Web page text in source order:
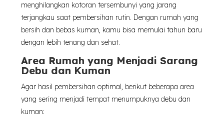
menghilangkan kotoran tersembunyi yang jarang
terjangkau saat pembersihan rutin. Dengan rumah yang
bersih dan bebas kuman, kamu bisa memulai tahun baru
dengan lebih tenang dan sehat.
Area Rumah yang Menjadi Sarang
Debu dan Kuman
Agar hasil pembersihan optimal, berikut beberapa area
yang sering menjadi tempat menumpuknya debu dan
kuman: